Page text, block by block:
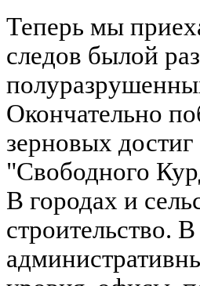
Теперь мы
следов былой
Окончательно
зерновых
"Свободного
В городах и
строительство.